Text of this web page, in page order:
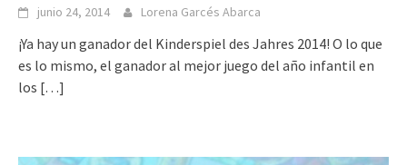
junio 24, 2014 Lorena Garcés Abarca
¡Ya hay un ganador del Kinderspiel des Jahres 2014! O lo que
es lo mismo, el ganador al mejor juego del año infantil en
los […]